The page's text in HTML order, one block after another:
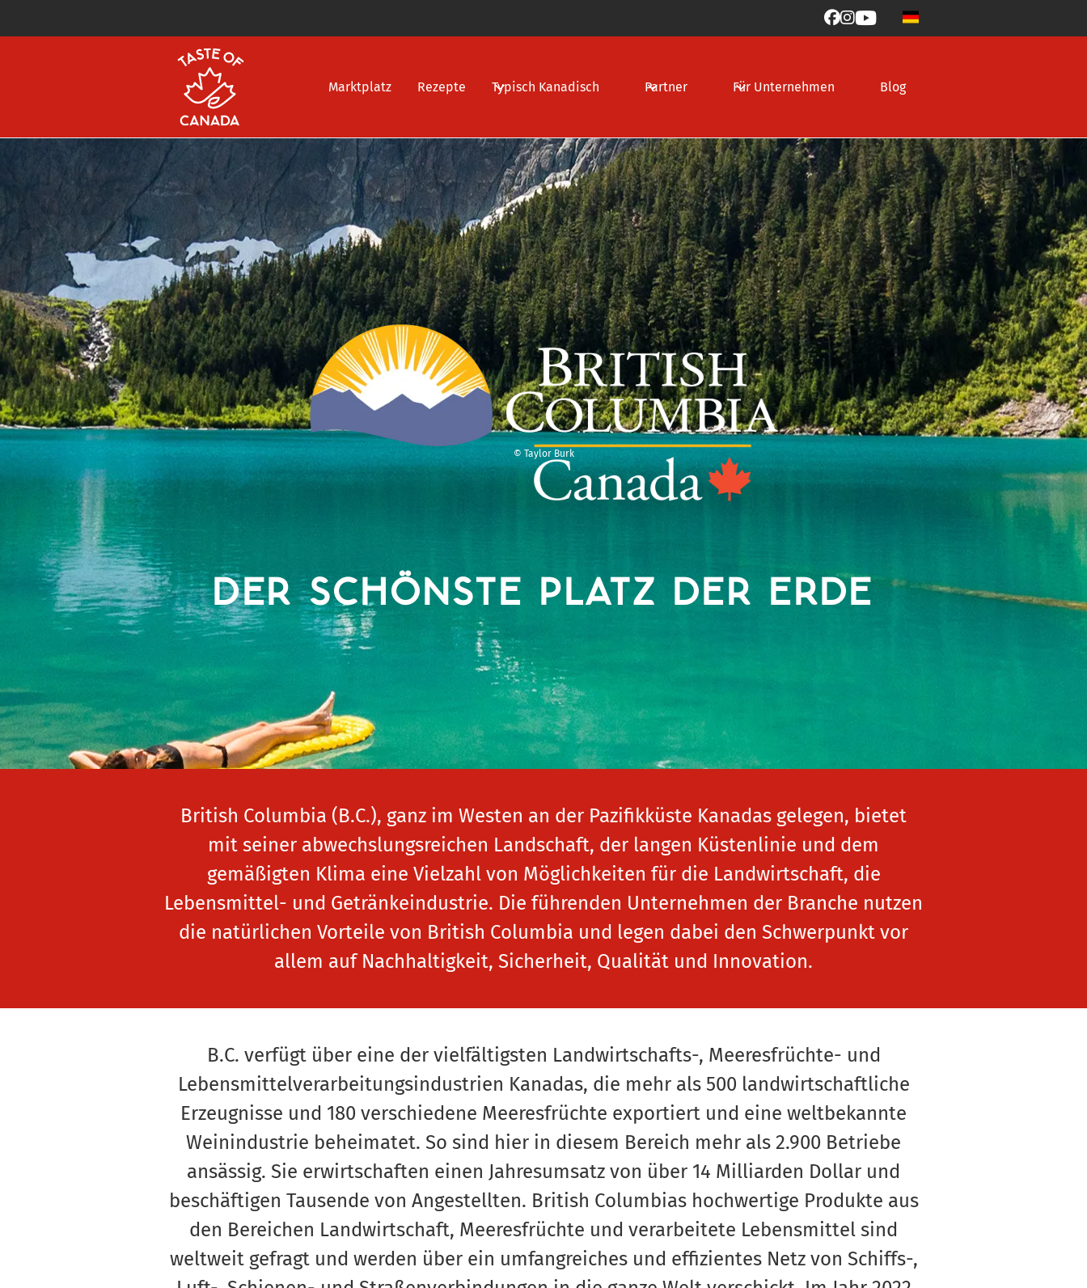

Marktplatz Rezepte Typisch Kanadisch Partner Für Unternehmen Blog
DER SCHÖNSTE PLATZ DER ERDE
© Taylor Burk
British Columbia (B.C.), ganz im Westen an der Pazifikküste Kanadas gelegen, bietet
mit seiner abwechslungsreichen Landschaft, der langen Küstenlinie und dem
gemäßigten Klima eine Vielzahl von Möglichkeiten für die Landwirtschaft, die
Lebensmittel- und Getränkeindustrie. Die führenden Unternehmen der Branche nutzen
die natürlichen Vorteile von British Columbia und legen dabei den Schwerpunkt vor
allem auf Nachhaltigkeit, Sicherheit, Qualität und Innovation.
B.C. verfügt über eine der vielfältigsten Landwirtschafts-, Meeresfrüchte- und
Lebensmittelverarbeitungsindustrien Kanadas, die mehr als 500 landwirtschaftliche
Erzeugnisse und 180 verschiedene Meeresfrüchte exportiert und eine weltbekannte
Weinindustrie beheimatet. So sind hier in diesem Bereich mehr als 2.900 Betriebe
ansässig. Sie erwirtschaften einen Jahresumsatz von über 14 Milliarden Dollar und
beschäftigen Tausende von Angestellten. British Columbias hochwertige Produkte aus
den Bereichen Landwirtschaft, Meeresfrüchte und verarbeitete Lebensmittel sind
weltweit gefragt und werden über ein umfangreiches und effizientes Netz von Schiffs-,